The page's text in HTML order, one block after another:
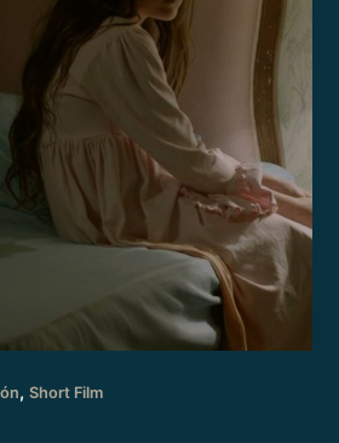
,Short Film